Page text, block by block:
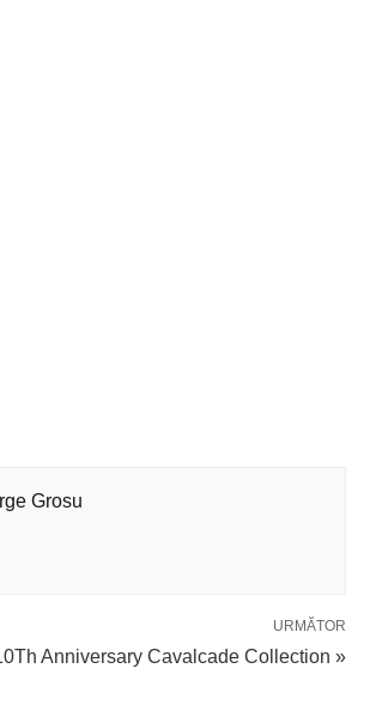
Grosu
URMĂTOR
Anniversary Cavalcade Collection »